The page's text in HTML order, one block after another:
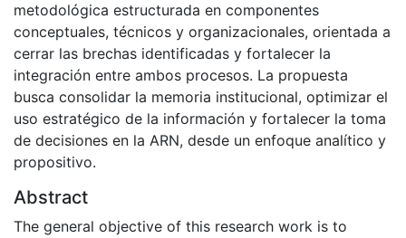
metodológica estructurada en componentes
conceptuales, técnicos y organizacionales, orientada a
cerrar las brechas identificadas y fortalecer la
integración entre ambos procesos. La propuesta
busca consolidar la memoria institucional, optimizar el
uso estratégico de la información y fortalecer la toma
de decisiones en la ARN, desde un enfoque analítico y
propositivo.
Abstract
The general objective of this research work is to